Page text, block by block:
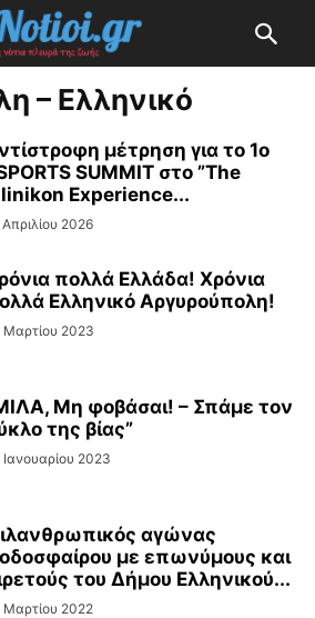
– Ελληνικό
μέτρηση για το 1ο
SUMMIT στο ”The
Experience...
2026
πολλά Ελλάδα! Χρόνια
Ελληνικό Αργυρούπολη!
Μαρτίου 2023
Μη φοβάσαι! – Σπάμε τον
της βίας”
Ιανουαρίου 2023
αγώνας
με επωνύμους και
του Δήμου Ελληνικού...
Μαρτίου 2022